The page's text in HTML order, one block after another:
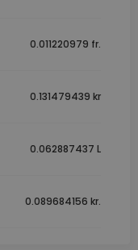
0.011220979 fr.
0.131479439 kr
0.062887437 L
0.089684156 kr.